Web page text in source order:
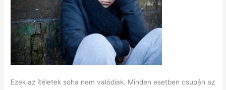
Ezek az ítéletek soha nem valódiak. Minden esetben csupán az